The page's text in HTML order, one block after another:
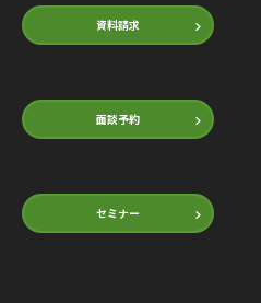
資料請求
面談予約
セミナー